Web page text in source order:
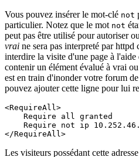
Vous pouvez insérer le mot-clé not
particulier. Notez que le mot not
peut pas être utilisé pour autoriser
vrai ne sera pas interpreté par httpd
interdire la visite d'une page à
contenir un élément évalué à vrai
est en train d'inonder votre forum
pouvez ajouter cette ligne pour lui
<RequireAll>
    Require all granted
Require not ip
</RequireAll>
Les visiteurs possédant cette